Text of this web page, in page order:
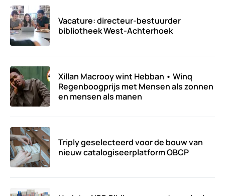
Vacature: directeur-bestuurder
bibliotheek West-Achterhoek
Xillan Macrooy wint Hebban • Winq
Regenboogprijs met Mensen als zonnen
en mensen als manen
Triply geselecteerd voor de bouw van
nieuw catalogiseerplatform OBCP